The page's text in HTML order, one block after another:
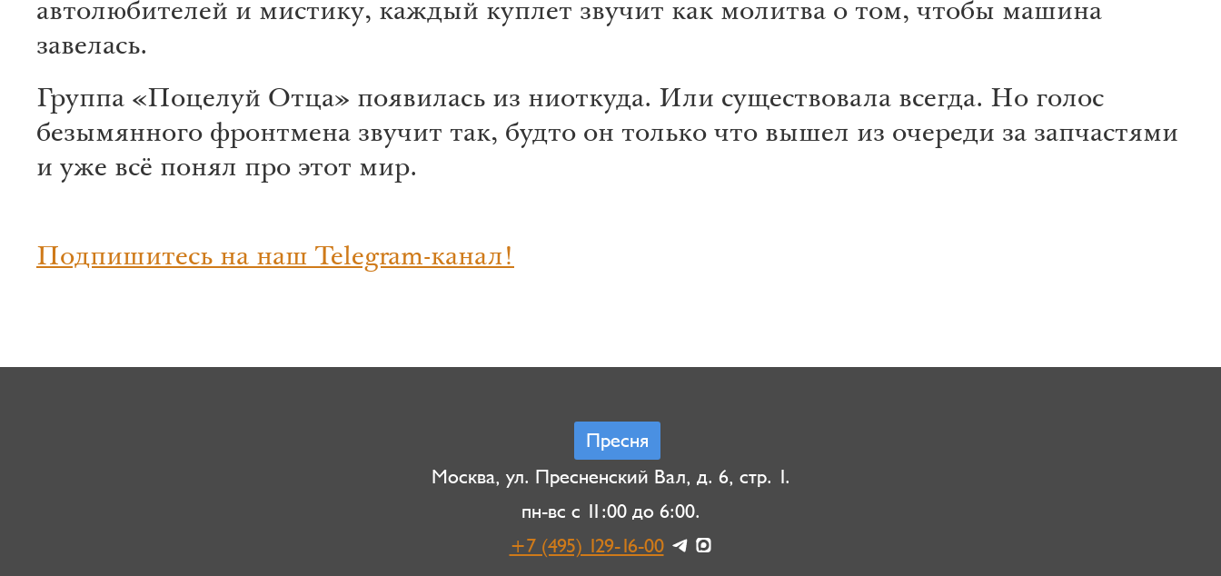
автолюбителей и мистику, каждый куплет звучит как молитва о том, чтобы машина
завелась.
Группа «Поцелуй Отца» появилась из ниоткуда. Или существовала всегда. Но голос
безымянного фронтмена звучит так, будто он только что вышел из очереди за запчастями
и уже всё понял про этот мир.
Подпишитесь на наш Telegram-канал!
Пресня
Москва, ул. Пресненский Вал, д. 6, стр. 1.
пн-вс с 11:00 до 6:00.
+7 (495) 129-16-00